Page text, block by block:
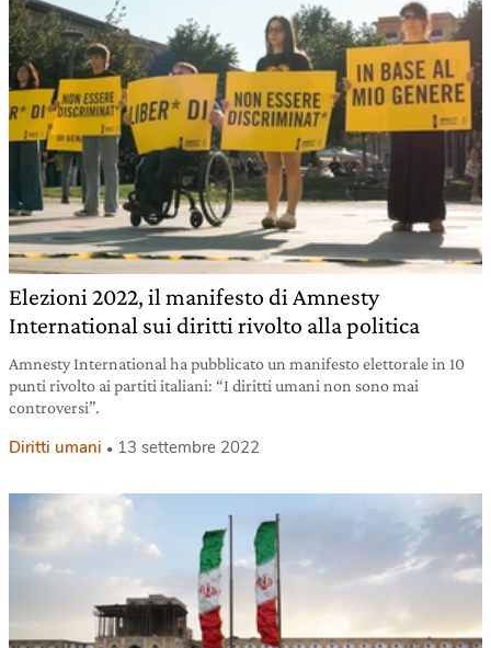
Elezioni 2022, il manifesto di Amnesty
International sui diritti rivolto alla politica
Amnesty International ha pubblicato un manifesto elettorale in 10
punti rivolto ai partiti italiani: “I diritti umani non sono mai
controversi”.
Diritti umani 13 settembre 2022